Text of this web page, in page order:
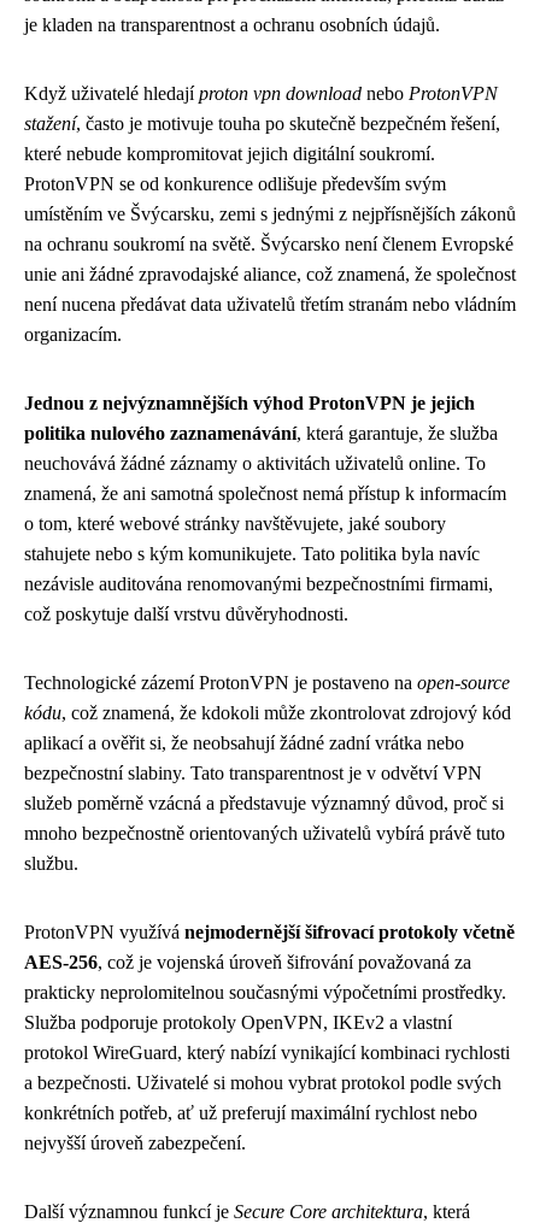
je kladen na transparentnost a ochranu osobních údajů.
Když uživatelé hledajíproton vpn download nebo ProtonVPN
stažení, často je motivuje touha po skutečně bezpečném řešení,
které nebude kompromitovat jejich digitální soukromí.
ProtonVPN se od konkurence odlišuje především svým
umístěním ve Švýcarsku, zemi s jednými z nejpřísnějších zákonů
na ochranu soukromí na světě. Švýcarsko není členem Evropské
unie ani žádné zpravodajské aliance, což znamená, že společnost
není nucena předávat data uživatelů třetím stranám nebo vládním
organizacím.
Jednou z nejvýznamnějších výhod ProtonVPN je jejich
politika nulového zaznamenávání, která garantuje, že služba
neuchovává žádné záznamy o aktivitách uživatelů online. To
znamená, že ani samotná společnost nemá přístup k informacím
o tom, které webové stránky navštěvujete, jaké soubory
stahujete nebo s kým komunikujete. Tato politika byla navíc
nezávisle auditována renomovanými bezpečnostními firmami,
což poskytuje další vrstvu důvěryhodnosti.
Technologické zázemí ProtonVPN je postaveno na open-source
kódu, což znamená, že kdokoli může zkontrolovat zdrojový kód
aplikací a ověřit si, že neobsahují žádné zadní vrátka nebo
bezpečnostní slabiny. Tato transparentnost je v odvětví VPN
služeb poměrně vzácná a představuje významný důvod, proč si
mnoho bezpečnostně orientovaných uživatelů vybírá právě tuto
službu.
ProtonVPN využívá nejmodernější šifrovací protokoly včetně
AES-256, což je vojenská úroveň šifrování považovaná za
prakticky neprolomitelnou současnými výpočetními prostředky.
Služba podporuje protokoly OpenVPN, IKEv2 a vlastní
protokol WireGuard, který nabízí vynikající kombinaci rychlosti
a bezpečnosti. Uživatelé si mohou vybrat protokol podle svých
konkrétních potřeb, ať už preferují maximální rychlost nebo
nejvyšší úroveň zabezpečení.
Další významnou funkcí je Secure Core architektura, která